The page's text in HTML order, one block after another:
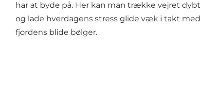
har at byde på. Her kan man trække vejret dybt
og lade hverdagens stress glide væk i takt med
fjordens blide bølger.